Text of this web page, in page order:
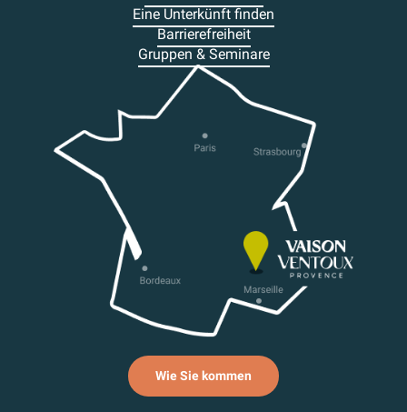
Eine Unterkünft finden
Barrierefreiheit
Gruppen & Seminare
Wie Sie kommen